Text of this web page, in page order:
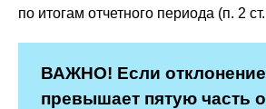
по итогам отчетного периода (п. 2
ВАЖНО! Если
превышает пятую часть